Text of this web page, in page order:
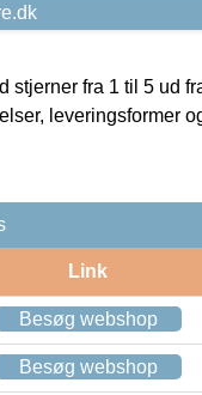
fra 1 til 5 ud
leveringsformer
Link
Besøg webshop
Besøg webshop